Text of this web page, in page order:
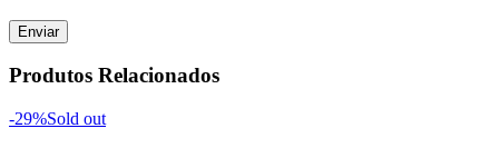
Produtos Relacionados
-29%Sold out